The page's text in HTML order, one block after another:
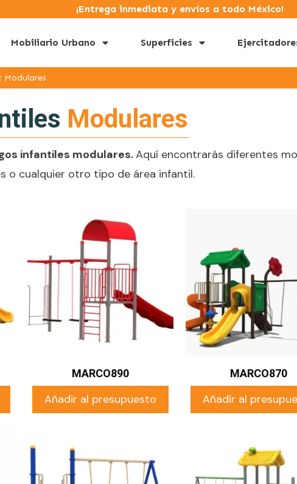
¡Entrega inmediata y envíos a todo México!
Mobiliario Urbano Superficies
Modulares
Modulares
infantiles modulares.Aquí encontrarás diferentes
o cualquier otro tipo de área infantil.
MARCO890
Añadir al presupuesto
MARCO870
Añadir al